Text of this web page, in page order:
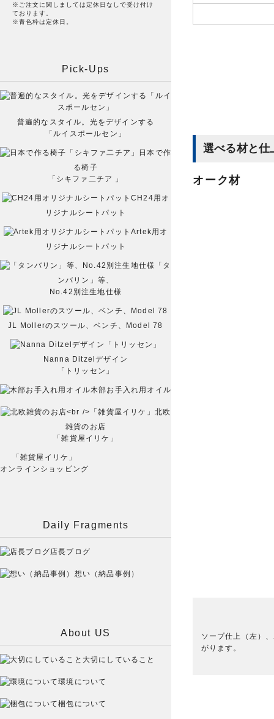
選べる材と仕
オーク材
ソープ仕上（左）
がります。
※ご注文に関しましては定休日なしで受け付け
ております。
※青色枠は定休日。
Pick-Ups
普遍的なスタイル。光をデザインする
「ルイスポールセン」
日本で作
る椅子
「シキファ二チア 」
CH24用オ
リジナルシートパット
Artek用オ
リジナルシートパット
「タ
ンバリン」等、
No.42別注生地仕様
JL Mollerのスツール、ベンチ、Model 78
Nanna Ditzelデザイン
「トリッセン」
木部お手入れ用オイル
北欧
雑貨のお店
「雑貨屋イリケ」
「雑貨屋イリケ」
オンラインショッピング
Daily Fragments
店長ブログ
想い（納品事例）
About US
大切にしていること
環境について
梱包について